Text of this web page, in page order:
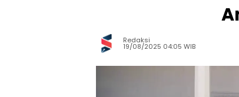
Redaksi
19/08/2025 04:05 WIB